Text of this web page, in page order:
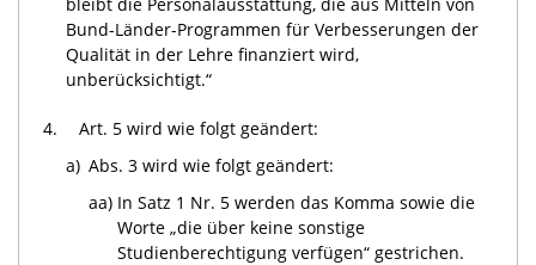
Bund-Länder-Programmen für Verbesserungen der
Qualität in der Lehre finanziert wird,
unberücksichtigt.“
4.
Art. 5 wird wie folgt geändert:
a) Abs. 3 wird wie folgt geändert:
aa) In Satz 1 Nr. 5 werden das Komma sowie die
Worte „die über keine sonstige
Studienberechtigung verfügen“ gestrichen.